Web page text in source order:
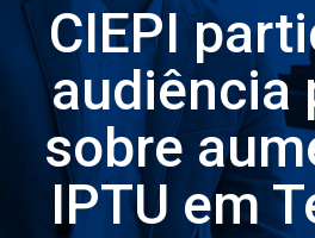
CIEPI
audiência
sobre
IPTU em